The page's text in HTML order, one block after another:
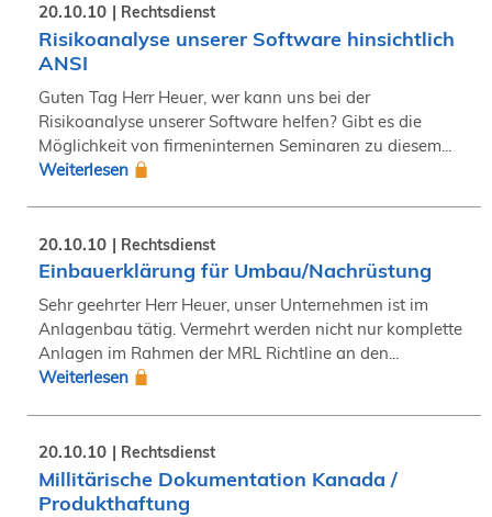
20.10.10 Rechtsdienst
Risikoanalyse unserer Software hinsichtlich
ANSI
Guten Tag Herr Heuer, wer kann uns bei der
Risikoanalyse unserer Software helfen? Gibt es die
Möglichkeit von firmeninternen Seminaren zu diesem...
Weiterlesen
20.10.10 Rechtsdienst
Einbauerklärung für Umbau/Nachrüstung
Sehr geehrter Herr Heuer, unser Unternehmen ist im
Anlagenbau tätig. Vermehrt werden nicht nur komplette
Anlagen im Rahmen der MRL Richtline an den...
Weiterlesen
20.10.10 Rechtsdienst
Millitärische Dokumentation Kanada /
Produkthaftung